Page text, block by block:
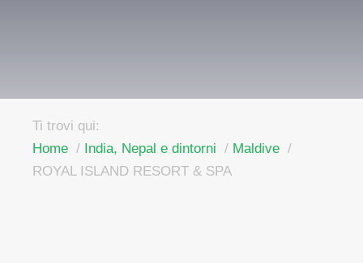
Ti trovi qui:
Home
India, Nepal e dintorni
Maldive
ROYAL ISLAND RESORT & SPA